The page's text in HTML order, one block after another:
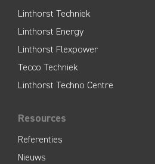
Linthorst Techniek
Linthorst Energy
Linthorst Flexpower
Tecco Techniek
Linthorst Techno Centre
Resources
Referenties
Nieuws